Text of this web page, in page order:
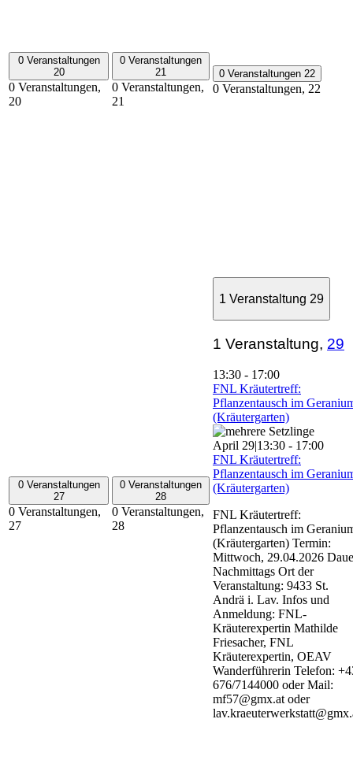
0 Veranstaltungen
20
0 Veranstaltungen,
20
0 Veranstaltungen
21
0 Veranstaltungen,
21
0 Veranstaltungen 22
0 Veranstaltungen, 22
0 Veranstaltungen
27
0 Veranstaltungen,
27
0 Veranstaltungen
28
0 Veranstaltungen,
28
1 Veranstaltung 29
1 Veranstaltung, 29
13:30 - 17:00
FNL Kräutertreff:
Pflanzentausch im
(Kräutergarten)
April 29|13:30 - 17:00
FNL Kräutertreff:
Pflanzentausch im
(Kräutergarten)
FNL Kräutertreff:
Pflanzentausch im
(Kräutergarten) Termin:
Mittwoch, 29.04.2026
Nachmittags Ort der
Veranstaltung: 9433 St.
Andrä i. Lav. Infos und
Anmeldung: FNL-
Kräuterexpertin Mathilde
Friesacher, FNL
Kräuterexpertin, OEAV
Wanderführerin Telefon:
676/7144000 oder Mail:
mf57@gmx.at oder